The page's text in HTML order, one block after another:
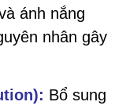
ánh nắng
nhân gây
Bổ sung